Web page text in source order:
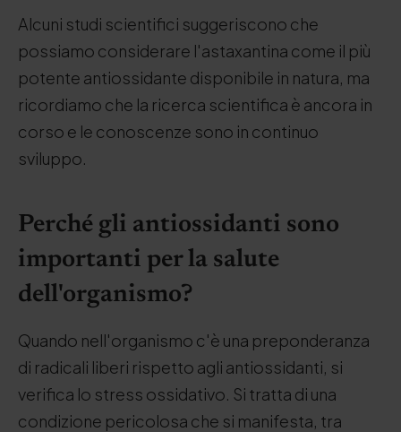
Alcuni studi scientifici suggeriscono che
possiamo considerare l'astaxantina come il più
potente antiossidante disponibile in natura, ma
ricordiamo che la ricerca scientifica è ancora in
corso e le conoscenze sono in continuo
sviluppo.
Perché gli antiossidanti sono
importanti per la salute
dell'organismo?
Quando nell'organismo c'è una preponderanza
di radicali liberi rispetto agli antiossidanti, si
verifica lo stress ossidativo. Si tratta di una
condizione pericolosa che si manifesta, tra